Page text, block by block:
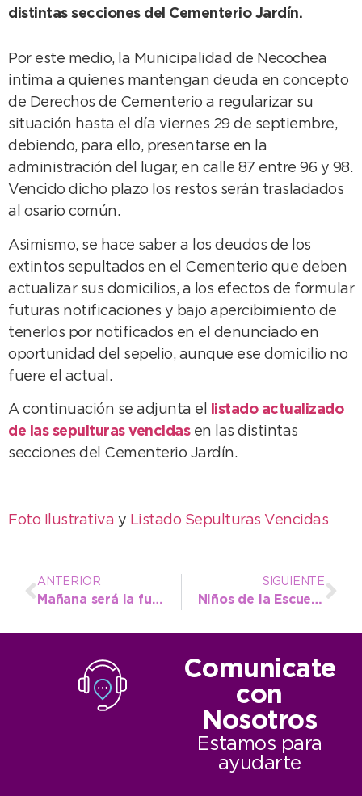
distintas secciones del Cementerio Jardín.
Por este medio, la Municipalidad de Necochea
intima a quienes mantengan deuda en concepto
de Derechos de Cementerio a regularizar su
situación hasta el día viernes 29 de septiembre,
debiendo, para ello, presentarse en la
administración del lugar, en calle 87 entre 96 y 98.
Vencido dicho plazo los restos serán trasladados
al osario común.
Asimismo, se hace saber a los deudos de los
extintos sepultados en el Cementerio que deben
actualizar sus domicilios, a los efectos de formular
futuras notificaciones y bajo apercibimiento de
tenerlos por notificados en el denunciado en
oportunidad del sepelio, aunque ese domicilio no
fuere el actual.
A continuación se adjunta el
listado actualizado
de las sepulturas vencidasen las distintas
secciones del Cementerio Jardín.
Foto Ilustrativa y Listado Sepulturas Vencidas
ANTERIOR
Mañana será la función interdisciplinaria “Ballet & Rock”
SIGUIENTE
Niños de la Escuela Nº 25 realizaron tareas de plantación y adopción de árboles
Comunicate
con
Nosotros
Estamos para
ayudarte